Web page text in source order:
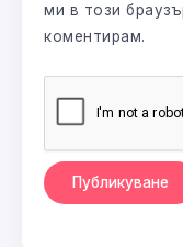
ми в този
коментирам.